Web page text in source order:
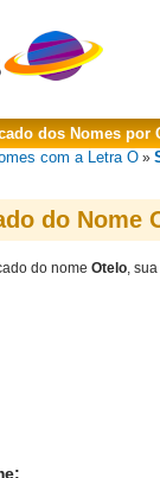
dos Nomes por
com a Letra O »
do Nome
do nome Otelo,